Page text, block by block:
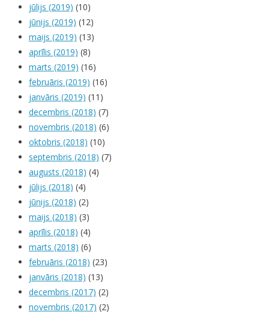
jūlijs (2019) (10)
jūnijs (2019) (12)
maijs (2019) (13)
aprīlis (2019) (8)
marts (2019) (16)
februāris (2019) (16)
janvāris (2019) (11)
decembris (2018) (7)
novembris (2018) (6)
oktobris (2018) (10)
septembris (2018) (7)
augusts (2018) (4)
jūlijs (2018) (4)
jūnijs (2018) (2)
maijs (2018) (3)
aprīlis (2018) (4)
marts (2018) (6)
februāris (2018) (23)
janvāris (2018) (13)
decembris (2017) (2)
novembris (2017) (2)